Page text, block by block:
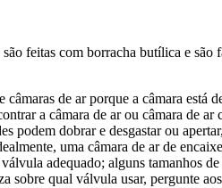
feitas com borracha butílica e
câmaras de ar porque a câmara
a câmara de ar ou câmara de
podem dobrar e desgastar ou
uma câmara de ar de
adequado; alguns tamanhos
qual válvula usar, pergunte